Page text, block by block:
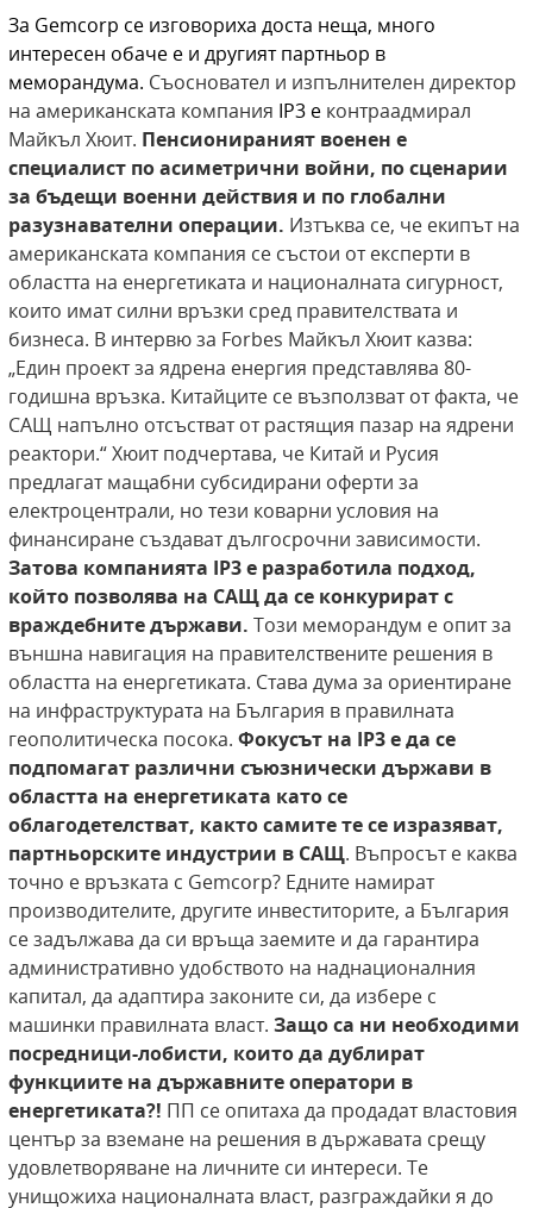
За Gemcorp се изговориха доста неща, много
интересен обаче е и другият партньор в
меморандума. Съосновател и изпълнителен директор
на американската компания IP3 е контраадмирал
Майкъл Хюит. Пенсионираният военен е
специалист по асиметрични войни, по сценарии
за бъдещи военни действия и по глобални
разузнавателни операции. Изтъква се, че екипът на
американската компания се състои от експерти в
областта на енергетиката и националната сигурност,
които имат силни връзки сред правителствата и
бизнеса. В интервю за Forbes Майкъл Хюит казва:
„Един проект за ядрена енергия представлява 80-
годишна връзка. Китайците се възползват от факта, че
САЩ напълно отсъстват от растящия пазар на ядрени
реактори.“ Хюит подчертава, че Китай и Русия
предлагат мащабни субсидирани оферти за
електроцентрали, но тези коварни условия на
финансиране създават дългосрочни зависимости.
Затова компанията IP3е разработила подход,
който позволява на САЩ да се конкурират с
враждебните държави. Този меморандум е опит за
външна навигация на правителствените решения в
областта на енергетиката. Става дума за ориентиране
на инфраструктурата на България в правилната
геополитическа посока. Фокусът на IP3е да се
подпомагат различни съюзнически държави в
областта на енергетиката като се
облагодетелстват, както самите те се изразяват,
партньорските индустрии в САЩ. Въпросът е каква
точно е връзката с Gemcorp? Едните намират
производителите, другите инвеститорите, а България
се задължава да си връща заемите и да гарантира
административно удобството на наднационалния
капитал, да адаптира законите си, да избере с
машинки правилната власт. Защо са ни необходими
посредници-лобисти, които да дублират
функциите на държавните оператори в
енергетиката?! ПП се опитаха да продадат властовия
център за вземане на решения в държавата срещу
удовлетворяване на личните си интереси. Те
унищожиха националната власт, разграждайки я до